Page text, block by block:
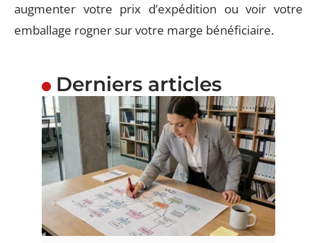
augmenter votre prix d’expédition ou voir votre
emballage rogner sur votre marge bénéficiaire.
Derniers articles